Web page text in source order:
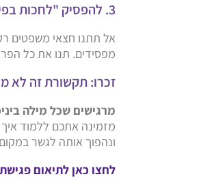
3. להפסיק "לחכות בפינה"
אל תתנו חצאי משפטים
מפסידים. תנו את כל
זכרו: תקשורת זה
מרגישים שכל מילה
מזמינה אתכם ללמוד
ונהפוך אותה לגשר
לחצו כאן לתיאום פגישת